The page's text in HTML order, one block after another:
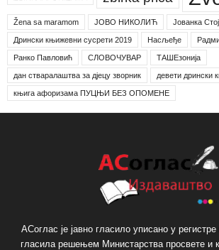
Žena sa maramom ЈОВО НИКОЛИЋ Јованка
Дрински књижевни сусрети 2019 Насљеђе
Ранко Павловић СЛОВОЧУВАР ТАШЕзонија
дан стваралаштва за дјецу зворник девети дрински
књига афоризама ПУЦЊИ БЕЗ ОПОМЕНЕ
АСоглас је јавно гласило уписано у регистре
гласила решењем Министарства просвете и